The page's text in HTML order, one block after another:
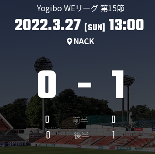
Yogibo WEリーグ 第15節
2022.3.27 [SUN]13:00
NACK
0 - 1
0 前半
0
0
後半 1